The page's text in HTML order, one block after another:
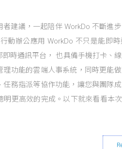
建議，一起陪伴 WorkDo 不斷進
動辦公應用 WorkDo 不只是能即
時通訊平台， 也具備手機打卡、
功能的雲端人事系統，同時更能做
務指派等協作功能，讓您與團隊成
更高效的完成。以下就來看看本